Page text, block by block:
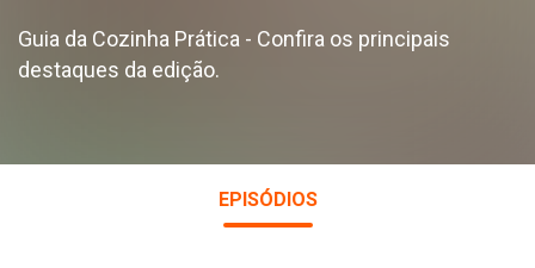
Guia da Cozinha Prática - Confira os principais
destaques da edição.
EPISÓDIOS